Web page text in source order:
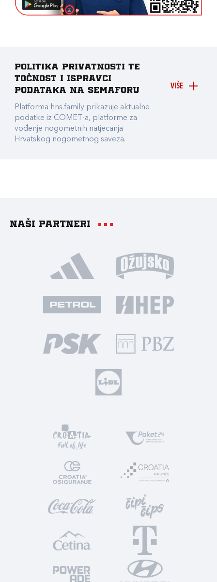
VIŠE
Politika privatnosti te
točnost i ispravci
podataka na Semaforu
Platforma hns.family prikazuje aktualne
podatke iz COMET-a, platforme za
vođenje nogometnih natjecanja
Hrvatskog nogometnog saveza.
Naši partneri